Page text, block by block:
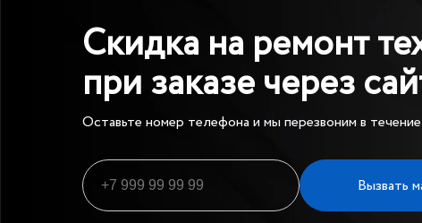
Скидка на ремонт
при заказе через
Оставьте номер телефона и мы перезвоним в
Вызвать